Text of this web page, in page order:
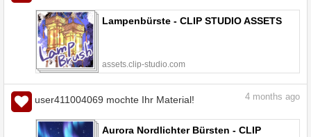
Lampenbürste - CLIP STUDIO ASSETS
assets.clip-studio.com
user411004069 mochte Ihr Material! 4 months ago
Aurora Nordlichter Bürsten - CLIP